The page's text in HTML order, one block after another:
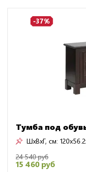
-37%
Тумба под
ШxВxГ, см:
24 540 руб
15 460 руб